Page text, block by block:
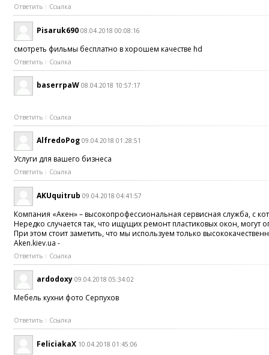
Ответить Ссылка
Pisaruk690 08.04.2018 00:08:16
смотреть фильмы бесплатно в хорошем качестве hd
Ответить Ссылка
baserrpaW 08.04.2018 10:57:17
Ответить Ссылка
AlfredoPog 09.04.2018 01:28:51
Услуги для вашего бизнеса
Ответить Ссылка
AKUquitrub 09.04.2018 04:41:57
Компания «Акен» – высокопрофессиональная сервисная служба, с
Нередко случается так, что ищущих ремонт пластиковых окон,
При этом стоит заметить, что мы используем только
Aken.kiev.ua -
Ответить Ссылка
ardodoxy 09.04.2018 05:34:02
Мебель кухни фото Серпухов
Ответить Ссылка
FeliciakaX 10.04.2018 01:45:06